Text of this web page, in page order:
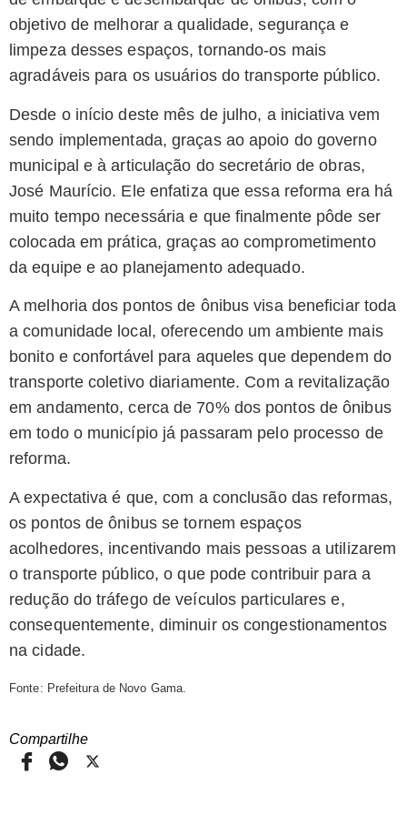
objetivo de melhorar a qualidade, segurança e
limpeza desses espaços, tornando-os mais
agradáveis para os usuários do transporte público.
Desde o início deste mês de julho, a iniciativa vem
sendo implementada, graças ao apoio do governo
municipal e à articulação do secretário de obras,
José Maurício. Ele enfatiza que essa reforma era há
muito tempo necessária e que finalmente pôde ser
colocada em prática, graças ao comprometimento
da equipe e ao planejamento adequado.
A melhoria dos pontos de ônibus visa beneficiar toda
a comunidade local, oferecendo um ambiente mais
bonito e confortável para aqueles que dependem do
transporte coletivo diariamente. Com a revitalização
em andamento, cerca de 70% dos pontos de ônibus
em todo o município já passaram pelo processo de
reforma.
A expectativa é que, com a conclusão das reformas,
os pontos de ônibus se tornem espaços
acolhedores, incentivando mais pessoas a utilizarem
o transporte público, o que pode contribuir para a
redução do tráfego de veículos particulares e,
consequentemente, diminuir os congestionamentos
na cidade.
Fonte: Prefeitura de Novo Gama.
Compartilhe